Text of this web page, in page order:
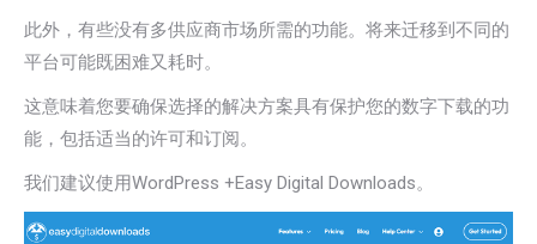
此外，有些没有多供应商市场所需的功能。将来迁移到不同的
平台可能既困难又耗时。
这意味着您要确保选择的解决方案具有保护您的数字下载的功
能，包括适当的许可和订阅。
我们建议使用WordPress +Easy Digital Downloads。